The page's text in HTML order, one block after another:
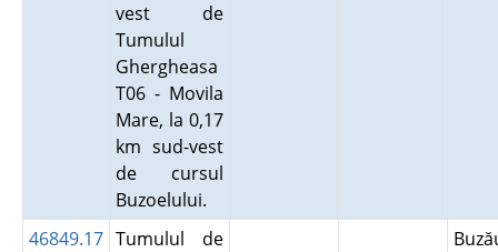
vest de
Tumulul
Ghergheasa
T06 - Movila
Mare, la 0,17
km sud-vest
de cursul
Buzoelului.
46849.17 Tumulul de